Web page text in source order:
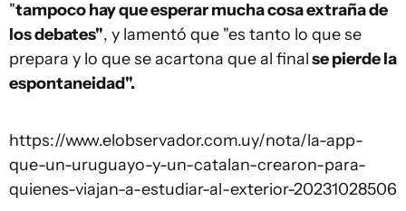
"tampoco hay que esperar mucha cosa extraña de
los debates", y lamentó que "es tanto lo que se
prepara y lo que se acartona que al finalse pierde la
espontaneidad".
https://www.elobservador.com.uy/nota/la-app-
que-un-uruguayo-y-un-catalan-crearon-para-
quienes-viajan-a-estudiar-al-exterior-20231028506